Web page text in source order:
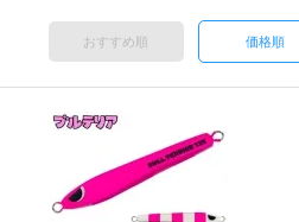
おすすめ順 価格順